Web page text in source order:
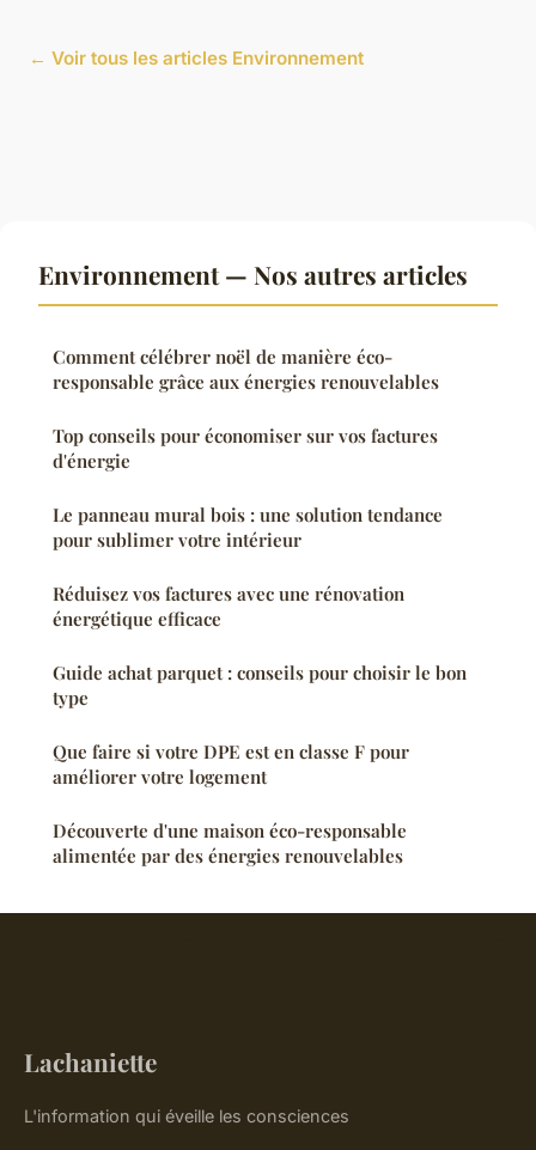
← Voir tous les articles Environnement
Environnement — Nos autres articles
Comment célébrer noël de manière éco-
responsable grâce aux énergies renouvelables
Top conseils pour économiser sur vos factures
d'énergie
Le panneau mural bois : une solution tendance
pour sublimer votre intérieur
Réduisez vos factures avec une rénovation
énergétique efficace
Guide achat parquet : conseils pour choisir le bon
type
Que faire si votre DPE est en classe F pour
améliorer votre logement
Découverte d'une maison éco-responsable
alimentée par des énergies renouvelables
Lachaniette
L'information qui éveille les consciences